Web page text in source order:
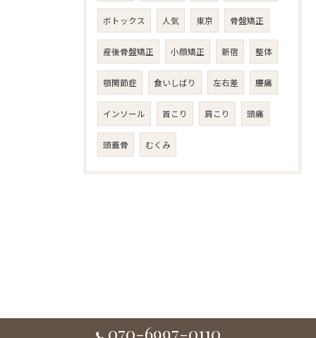
ボトックス 人気 東京 骨盤矯正
産後骨盤矯正 小顔矯正 新宿 整体
顎関節症 食いしばり 左右差 腰痛
インソール 首こり 肩こり 頭痛
頭蓋骨 むくみ
070-6997-0110